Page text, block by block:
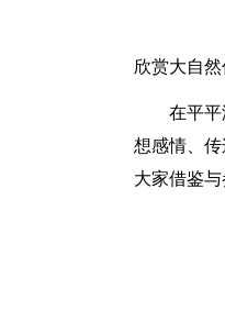
欣赏大自然
在平平淡
想感情、
大家借鉴与